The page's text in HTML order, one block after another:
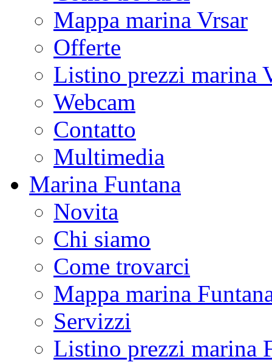
Mappa marina Vrsar
Offerte
Listino prezzi marina
Webcam
Contatto
Multimedia
Marina Funtana
Novita
Chi siamo
Come trovarci
Mappa marina
Servizzi
Listino prezzi marina